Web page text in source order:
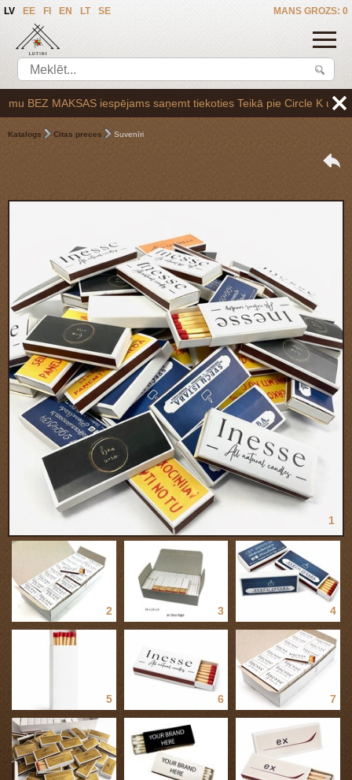
MANS GROZS: 0
LV EE FI EN LT SE
BEZ MAKSAS iespējams saņemt tiekoties Teikā pie Circle K
Katalogs Citas preces Suvenīri
1
2 3 4
5 6 7